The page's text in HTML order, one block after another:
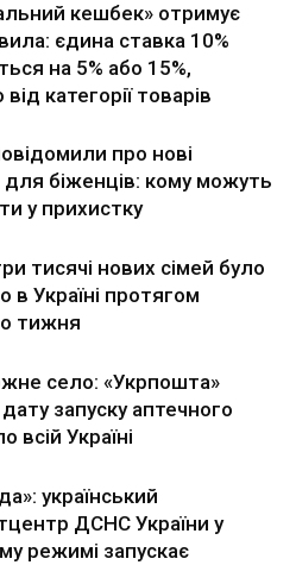
кешбек» отримує
єдина ставка 10%
на 5% або 15%,
категорії товарів
про нові
біженців: кому можуть
у прихистку
тисячі нових сімей було
в Україні протягом
тижня
село: «Укрпошта»
запуску аптечного
всій Україні
український
ДСНС України у
режимі запускає